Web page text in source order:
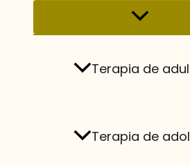
Terapia de
Terapia de